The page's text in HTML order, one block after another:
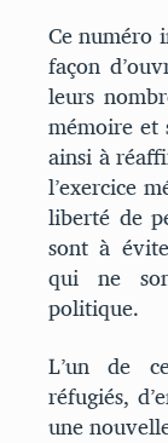
Ce numéro
façon
leurs
mémoire et
ainsi à
l’exercice
liberté de
sont à
qui ne
politique.
L’un de
réfugiés,
une